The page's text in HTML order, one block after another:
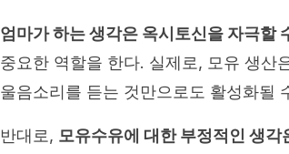
엄마가 하는 생각은 옥시토신을 자극할
중요한 역할을 한다. 실제로, 모유 생산
울음소리를 듣는 것만으로도 활성화될
반대로, 모유수유에 대한 부정적인 생각